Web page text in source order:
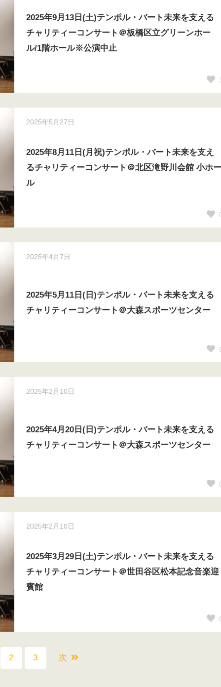
2025年9月13日(土)テンポル・バート未来を支える
チャリティーコンサート＠板橋区立グリーンホー
ル/1階ホール※公演中止
2025年5月27日
2025年8月11日(月祝)テンポル・バート未来を支え
るチャリティーコンサート＠北区滝野川会館 小ホー
ル
2025年4月7日
2025年5月11日(日)テンポル・バート未来を支える
チャリティーコンサート＠大森スポーツセンター
2025年2月10日
2025年4月20日(日)テンポル・バート未来を支える
チャリティーコンサート＠大森スポーツセンター
2025年2月10日
2025年3月29日(土)テンポル・バート未来を支える
チャリティーコンサート＠世田谷区松本記念音楽迎
賓館
2 3 次